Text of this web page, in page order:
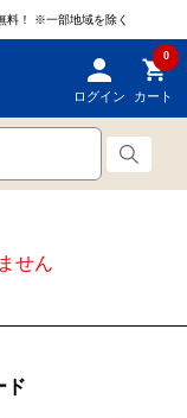
料！ ※一部地域を除く
ログイン
0
カート
せん
ド